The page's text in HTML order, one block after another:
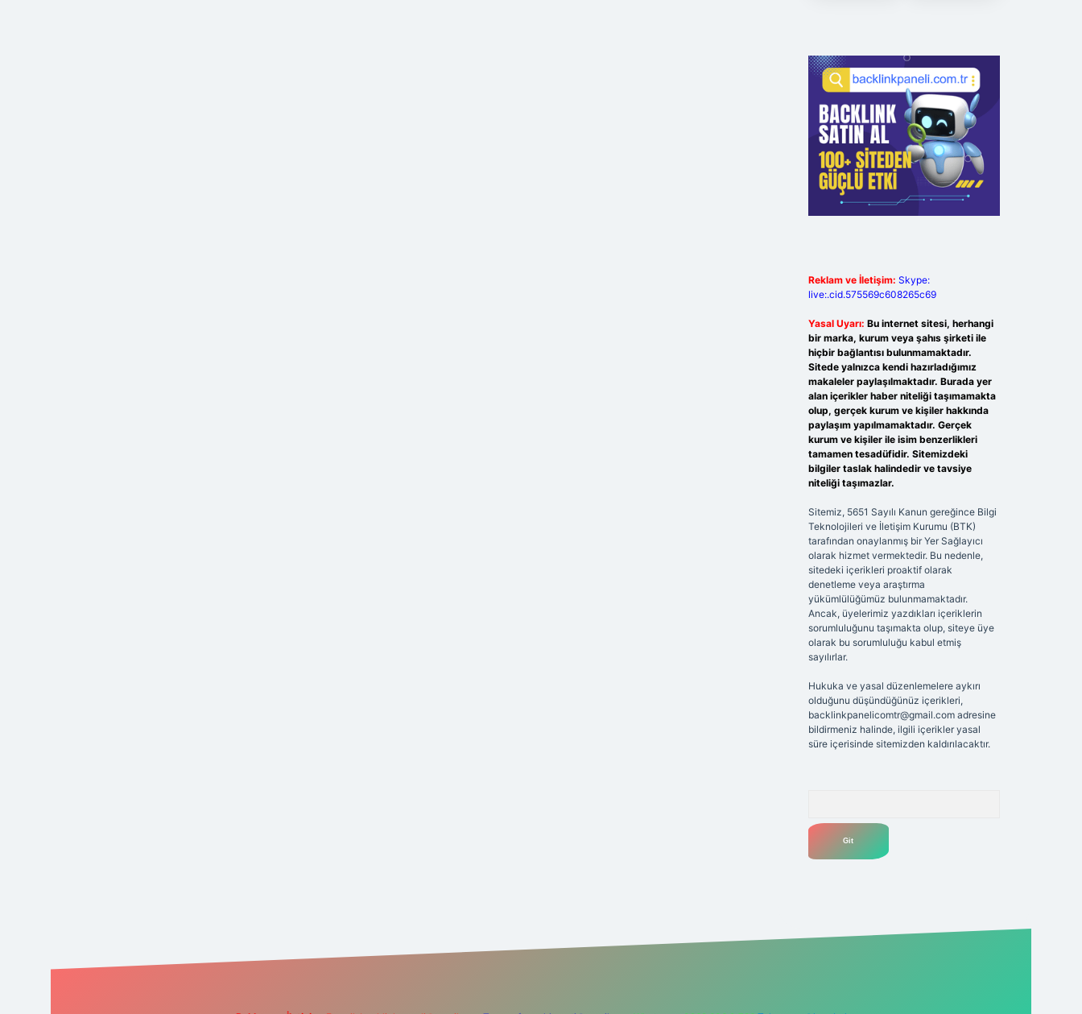
Reklam ve İletişim: Skype:
live:.cid.575569c608265c69
Yasal Uyarı: Bu internet sitesi, herhangi
bir marka, kurum veya şahıs şirketi ile
hiçbir bağlantısı bulunmamaktadır.
Sitede yalnızca kendi hazırladığımız
makaleler paylaşılmaktadır. Burada yer
alan içerikler haber niteliği taşımamakta
olup, gerçek kurum ve kişiler hakkında
paylaşım yapılmamaktadır. Gerçek
kurum ve kişiler ile isim benzerlikleri
tamamen tesadüfidir. Sitemizdeki
bilgiler taslak halindedir ve tavsiye
niteliği taşımazlar.
Sitemiz, 5651 Sayılı Kanun gereğince Bilgi
Teknolojileri ve İletişim Kurumu (BTK)
tarafından onaylanmış bir Yer Sağlayıcı
olarak hizmet vermektedir. Bu nedenle,
sitedeki içerikleri proaktif olarak
denetleme veya araştırma
yükümlülüğümüz bulunmamaktadır.
Ancak, üyelerimiz yazdıkları içeriklerin
sorumluluğunu taşımakta olup, siteye üye
olarak bu sorumluluğu kabul etmiş
sayılırlar.
Hukuka ve yasal düzenlemelere aykırı
olduğunu düşündüğünüz içerikleri,
backlinkpanelicomtr@gmail.comadresine
bildirmeniz halinde, ilgili içerikler yasal
süre içerisinde sitemizden kaldırılacaktır.